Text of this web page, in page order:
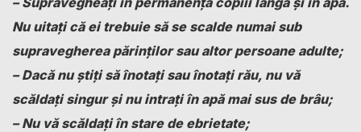
Nu uitaţi că ei trebuie să se scalde numai sub
supravegherea părinţilor sau altor persoane adulte;
– Dacă nu știți să înotaţi sau înotaţi rău, nu vă
scăldaţi singur şi nu intraţi în apă mai sus de brâu;
– Nu vă scăldaţi în stare de ebrietate;